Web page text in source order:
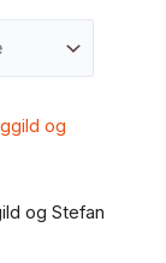
og Stefan